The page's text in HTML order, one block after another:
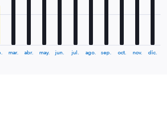
mar. abr. may. jun. jul. ago. sep. oct. nov. dic.